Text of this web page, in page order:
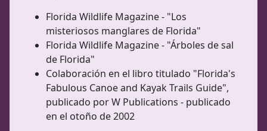
Florida Wildlife Magazine - "Los
misteriosos manglares de Florida"
Florida Wildlife Magazine - "Árboles de sal
de Florida"
Colaboración en el libro titulado "Florida's
Fabulous Canoe and Kayak Trails Guide",
publicado por W Publications - publicado
en el otoño de 2002